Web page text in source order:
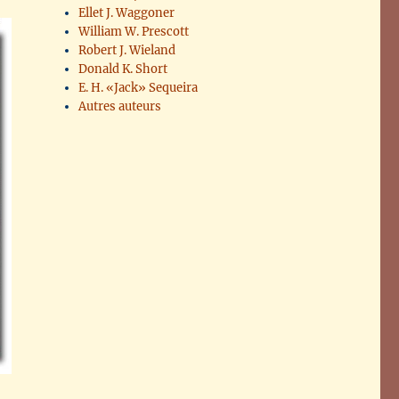
Ellet J. Waggoner
William W. Prescott
Robert J. Wieland
Donald K. Short
E. H. «Jack» Sequeira
Autres auteurs